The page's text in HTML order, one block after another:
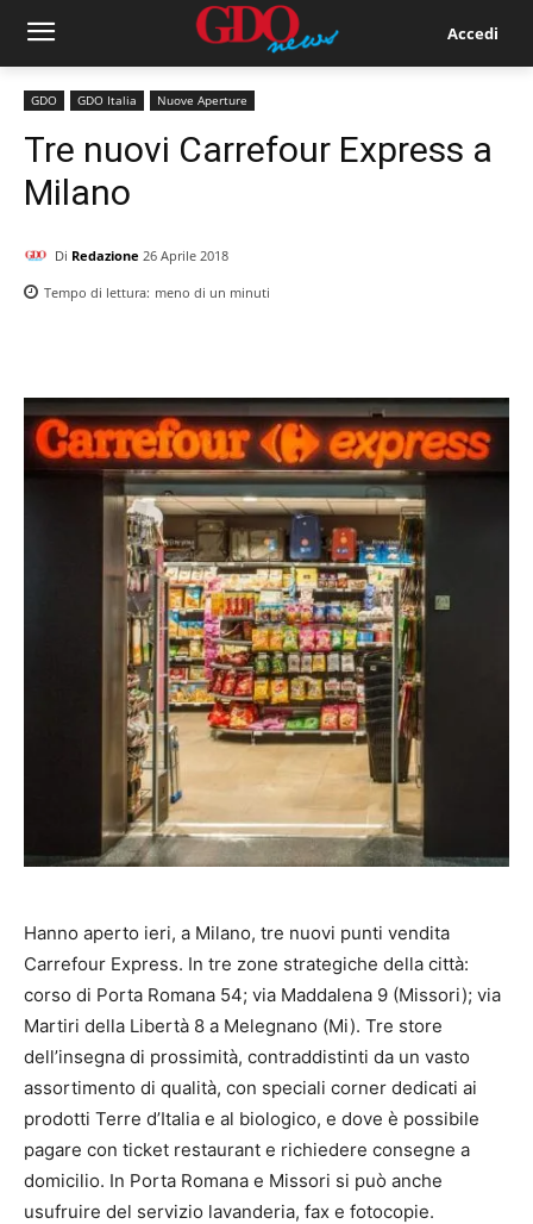
Accedi
GDO GDO Italia Nuove Aperture
Tre nuovi Carrefour Express a
Milano
Di Redazione 26 Aprile 2018
Tempo di lettura: meno di un minuti
Hanno aperto ieri, a Milano, tre nuovi punti vendita
Carrefour Express. In tre zone strategiche della città:
corso di Porta Romana 54; via Maddalena 9 (Missori); via
Martiri della Libertà 8 a Melegnano (Mi). Tre store
dell’insegna di prossimità, contraddistinti da un vasto
assortimento di qualità, con speciali corner dedicati ai
prodotti Terre d’Italia e al biologico, e dove è possibile
pagare con ticket restaurant e richiedere consegne a
domicilio. In Porta Romana e Missori si può anche
usufruire del servizio lavanderia, fax e fotocopie.